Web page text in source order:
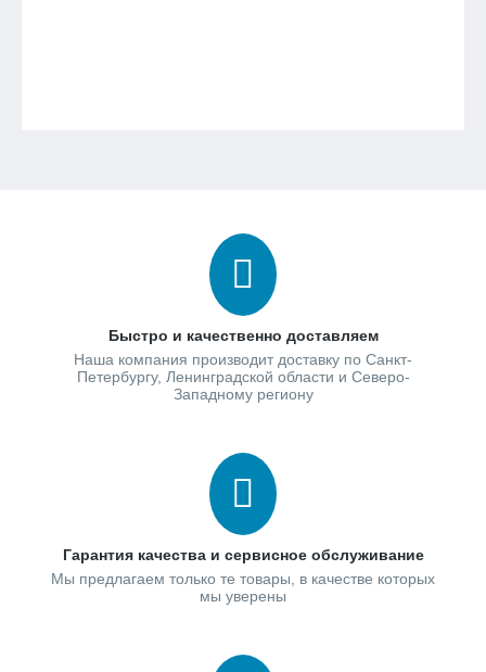
Быстро и качественно доставляем
Наша компания производит доставку по Санкт-
Петербургу, Ленинградской области и Северо-
Западному региону
Гарантия качества и сервисное обслуживание
Мы предлагаем только те товары, в качестве которых
мы уверены